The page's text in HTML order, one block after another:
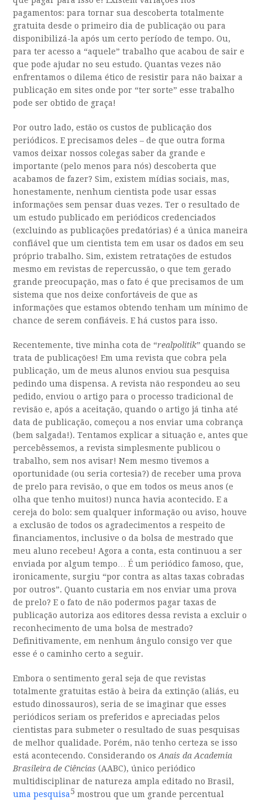
pagamentos: para tornar sua descoberta totalmente
gratuita desde o primeiro dia de publicação ou para
disponibilizá-la após um certo período de tempo. Ou,
para ter acesso a “aquele” trabalho que acabou de sair e
que pode ajudar no seu estudo. Quantas vezes não
enfrentamos o dilema ético de resistir para não baixar a
publicação em sites onde por “ter sorte” esse trabalho
pode ser obtido de graça!
Por outro lado, estão os custos de publicação dos
periódicos. E precisamos deles – de que outra forma
vamos deixar nossos colegas saber da grande e
importante (pelo menos para nós) descoberta que
acabamos de fazer? Sim, existem mídias sociais, mas,
honestamente, nenhum cientista pode usar essas
informações sem pensar duas vezes. Ter o resultado de
um estudo publicado em periódicos credenciados
(excluindo as publicações predatórias) é a única maneira
confiável que um cientista tem em usar os dados em seu
próprio trabalho. Sim, existem retratações de estudos
mesmo em revistas de repercussão, o que tem gerado
grande preocupação, mas o fato é que precisamos de um
sistema que nos deixe confortáveis de que as
informações que estamos obtendo tenham um mínimo de
chance de serem confiáveis. E há custos para isso.
Recentemente, tive minha cota de “realpolitik” quando se
trata de publicações! Em uma revista que cobra pela
publicação, um de meus alunos enviou sua pesquisa
pedindo uma dispensa. A revista não respondeu ao seu
pedido, enviou o artigo para o processo tradicional de
revisão e, após a aceitação, quando o artigo já tinha até
data de publicação, começou a nos enviar uma cobrança
(bem salgada!). Tentamos explicar a situação e, antes que
percebêssemos, a revista simplesmente publicou o
trabalho, sem nos avisar! Nem mesmo tivemos a
oportunidade (ou seria cortesia?) de receber uma prova
de prelo para revisão, o que em todos os meus anos (e
olha que tenho muitos!) nunca havia acontecido. E a
cereja do bolo: sem qualquer informação ou aviso, houve
a exclusão de todos os agradecimentos a respeito de
financiamentos, inclusive o da bolsa de mestrado que
meu aluno recebeu! Agora a conta, esta continuou a ser
enviada por algum tempo… É um periódico famoso, que,
ironicamente, surgiu “por contra as altas taxas cobradas
por outros”. Quanto custaria em nos enviar uma prova
de prelo? E o fato de não podermos pagar taxas de
publicação autoriza aos editores dessa revista a excluir o
reconhecimento de uma bolsa de mestrado?
Definitivamente, em nenhum ângulo consigo ver que
esse é o caminho certo a seguir.
Embora o sentimento geral seja de que revistas
totalmente gratuitas estão à beira da extinção (aliás, eu
estudo dinossauros), seria de se imaginar que esses
periódicos seriam os preferidos e apreciadas pelos
cientistas para submeter o resultado de suas pesquisas
de melhor qualidade. Porém, não tenho certeza se isso
está acontecendo. Considerando osAnais da Academia
Brasileira de Ciências (AABC), único periódico
multidisciplinar de natureza ampla editado no Brasil,
uma pesquisa5 mostrou que um grande percentual